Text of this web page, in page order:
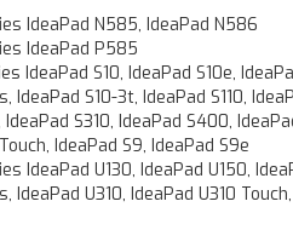
IdeaPad N585, IdeaPad N586
IdeaPad P585
IdeaPad S10, IdeaPad S10e,
IdeaPad S10-3t, IdeaPad S110,
S310, IdeaPad S400,
IdeaPad S9, IdeaPad S9e
IdeaPad U130, IdeaPad U150,
IdeaPad U310, IdeaPad U310